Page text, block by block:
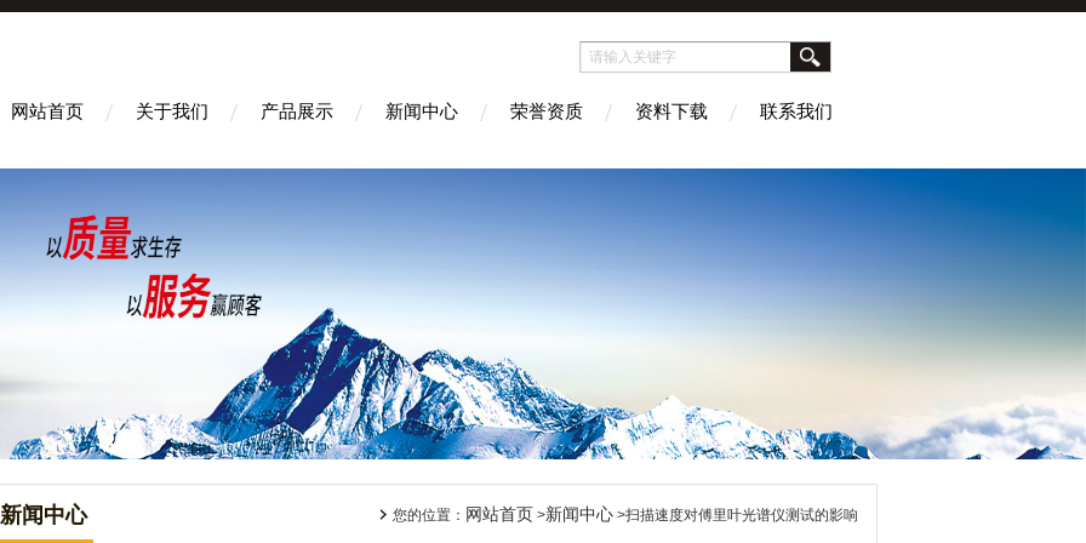
网站首页 关于我们 产品展示 新闻中心 荣誉资质 资料下载 联系我们
新闻中心 您的位置： 网站首页 >新闻中心 >扫描速度对傅里叶光谱仪测试的影响